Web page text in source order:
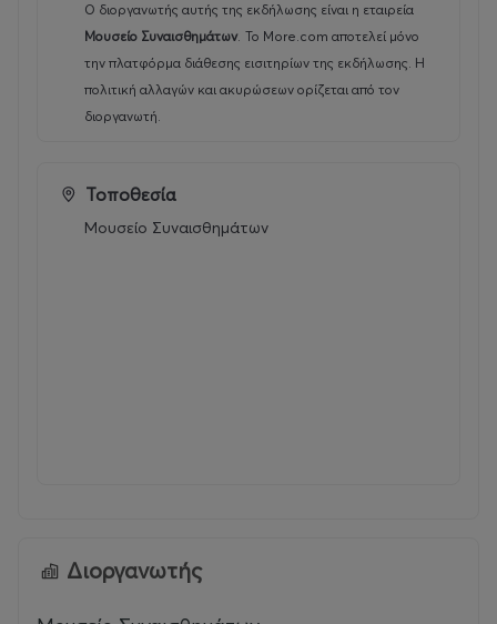
Ο διοργανωτής αυτής της εκδήλωσης είναι η εταιρεία
Μουσείο Συναισθημάτων. Το More.com αποτελεί μόνο
την πλατφόρμα διάθεσης εισιτηρίων της εκδήλωσης. Η
πολιτική αλλαγών και ακυρώσεων ορίζεται από τον
διοργανωτή.
Τοποθεσία
Μουσείο Συναισθημάτων
Διοργανωτής